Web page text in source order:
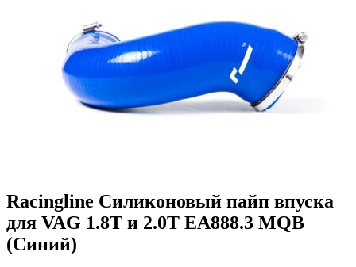
Racingline Силиконовый пайп впуска
для VAG 1.8T и 2.0T EA888.3 MQB
(Синий)